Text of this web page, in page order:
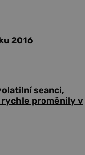
2016
seanci,
proměnily v